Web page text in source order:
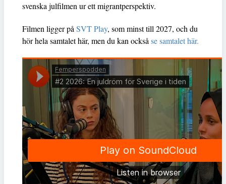
svenska julfilmen ur ett migrantperspektiv.
Filmen ligger påSVT Play, som minst till 2027, och du
hör hela samtalet här, men du kan ocksåse samtalet här.